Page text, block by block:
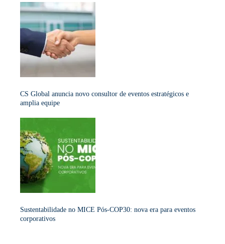
CS Global anuncia novo consultor de eventos estratégicos e
amplia equipe
Sustentabilidade no MICE Pós-COP30: nova era para eventos
corporativos